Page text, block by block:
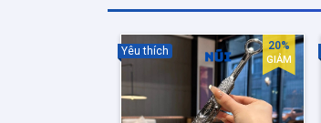
Yêu thích 20%
GIẢM